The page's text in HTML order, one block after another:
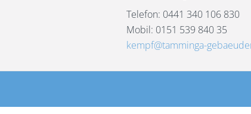
Telefon: 0441 340 106 830
Mobil: 0151 539 840 35
kempf@tamminga-